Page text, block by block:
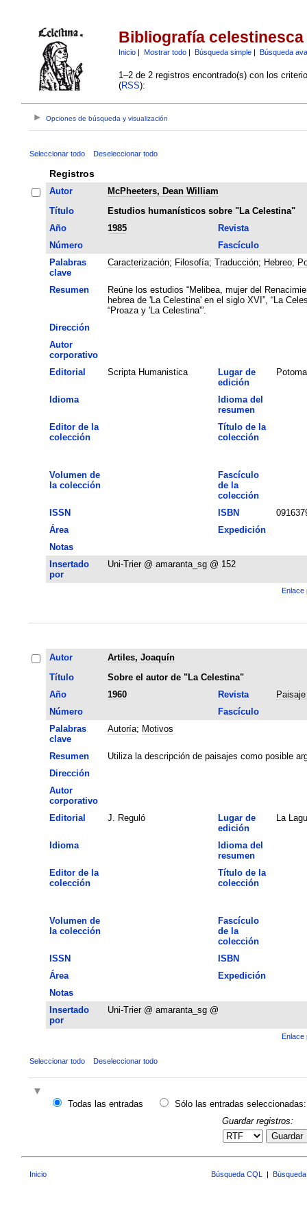
Bibliografía celestinesca
Inicio| Mostrar todo| Búsqueda simple| Búsqueda
1–2 de 2 registros encontrado(s) con los
(RSS):
Opciones de búsqueda y visualización
Seleccionar todo Deseleccionar todo
Registros
Autor
McPheeters, Dean William
Título
Estudios humanísticos sobre "La Celestina"
Año
1985
Revista
Número
Fascículo
Palabras
clave
Caracterización; Filosofía; Traducción; Hebreo;
Resumen
Reúne los estudios “Melibea, mujer del
hebrea de 'La Celestina' en el siglo XVI”, “La
“Proaza y 'La Celestina'”.
Dirección
Autor
corporativo
Editorial
Scripta Humanistica
Lugar de
edición
Idioma
Idioma del
resumen
Editor de la
colección
Título de la
colección
Volumen de
la colección
Fascículo
de la
colección
ISSN
ISBN
Área
Expedición
Notas
Insertado
por
Uni-Trier @ amaranta_sg @ 152
Enlace
Autor
Artiles, Joaquín
Título
Sobre el autor de "La Celestina"
Año
1960 Revista
Número
Fascículo
Palabras
clave
Autoría; Motivos
Resumen
Utiliza la descripción de paisajes como posible
Dirección
Autor
corporativo
Editorial
J. Reguló
Lugar de
edición
La
Idioma
Idioma del
resumen
Editor de la
colección
Título de la
colección
Volumen de
la colección
Fascículo
de la
colección
ISSN
ISBN
Área
Expedición
Notas
Insertado
por
Uni-Trier @ amaranta_sg @
Enlace
Seleccionar todo Deseleccionar todo
Todas las entradas
Sólo las entradas seleccionadas:
Guardar registros:
Guardar
Inicio Búsqueda CQL